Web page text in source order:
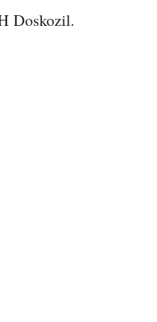
Doskozil.